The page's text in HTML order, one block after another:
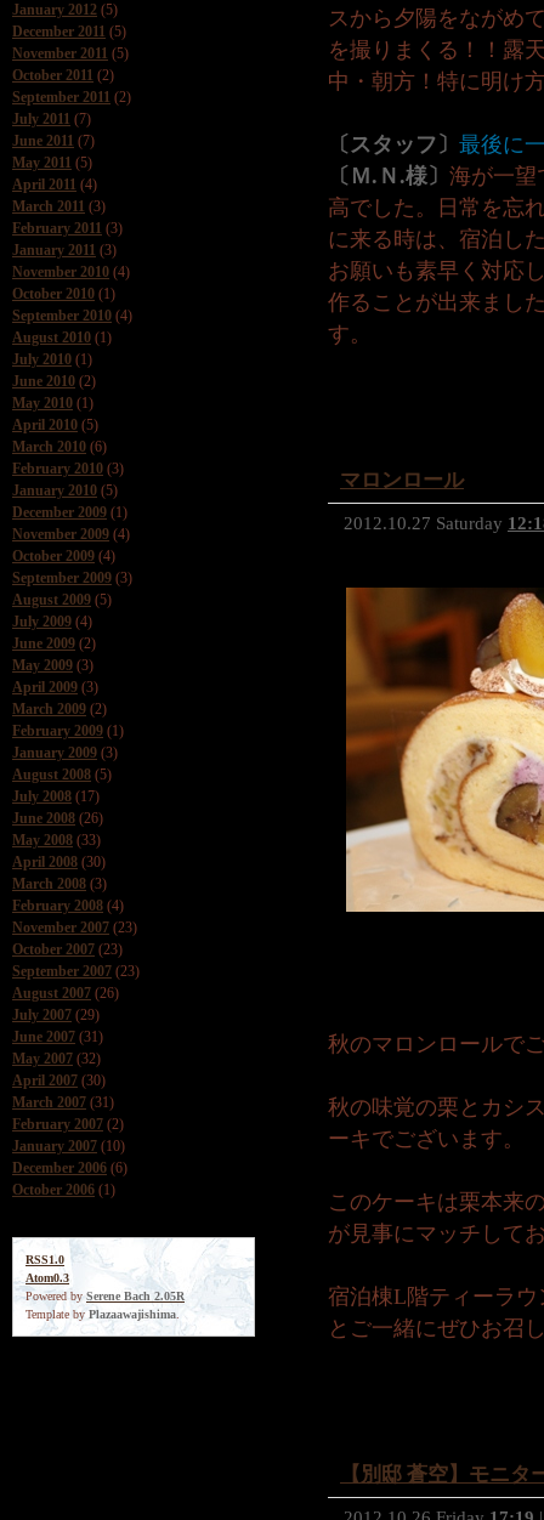
January 2012 (5)
December 2011 (5)
November 2011 (5)
October 2011 (2)
September 2011 (2)
July 2011 (7)
June 2011 (7)
May 2011 (5)
April 2011 (4)
March 2011 (3)
February 2011 (3)
January 2011 (3)
November 2010 (4)
October 2010 (1)
September 2010 (4)
August 2010 (1)
July 2010 (1)
June 2010 (2)
May 2010 (1)
April 2010 (5)
March 2010 (6)
February 2010 (3)
January 2010 (5)
December 2009 (1)
November 2009 (4)
October 2009 (4)
September 2009 (3)
August 2009 (5)
July 2009 (4)
June 2009 (2)
May 2009 (3)
April 2009 (3)
March 2009 (2)
February 2009 (1)
January 2009 (3)
August 2008 (5)
July 2008 (17)
June 2008 (26)
May 2008 (33)
April 2008 (30)
March 2008 (3)
February 2008 (4)
November 2007 (23)
October 2007 (23)
September 2007 (23)
August 2007 (26)
July 2007 (29)
June 2007 (31)
May 2007 (32)
April 2007 (30)
March 2007 (31)
February 2007 (2)
January 2007 (10)
December 2006 (6)
October 2006 (1)
RSS1.0
Atom0.3
Powered bySerene Bach 2.05R
Template by Plazaawajishima
スから夕陽をながめ
を撮りまくる！！露
中・朝方！特に明け
〔スタッフ〕 最後に
〔Ｍ.Ｎ.様〕 海が一望
高でした。日常を忘
に来る時は、宿泊し
お願いも素早く対応
作ることが出来まし
す。
マロンロール
2012.10.27 Saturday
秋のマロンロールで
秋の味覚の栗とカシ
ーキでございます。
このケーキは栗本来
が見事にマッチして
宿泊棟L階ティーラ
とご一緒にぜひお召
【別邸 蒼空】モニタ